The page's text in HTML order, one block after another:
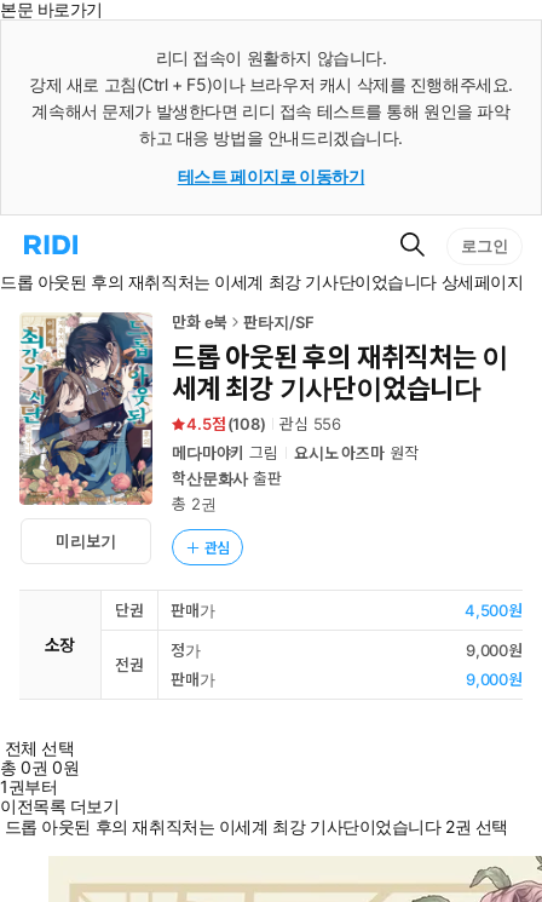
본문 바로가기
리디 접속이 원활하지 않습니다.
강제 새로 고침(Ctrl + F5)이나 브라우저 캐시 삭제를 진행해주세요.
계속해서 문제가 발생한다면 리디 접속 테스트를 통해 원인을 파악
하고 대응 방법을 안내드리겠습니다.
테스트 페이지로 이동하기
리
홈
로
이
동
검
색
로그인
드롭 아웃된 후의 재취직처는 이세계 최강 기사단이었습니다 상세페이지
미리보기
만화 e북 판타지/SF
드롭 아웃된 후의 재취직처는 이
세계 최강 기사단이었습니다
4.5 (108) 관심 556
메다마야키 그림 요시노 아즈마 원작
학산문화사출판
총 2권
관심
소장
단권 판매가 4,500원
전권
정가
9,000원
판매가
9,000원
전체 선택
총0권 0원
1권부터
이전목록 더보기
드롭 아웃된 후의 재취직처는 이세계 최강 기사단이었습니다 2권 선택